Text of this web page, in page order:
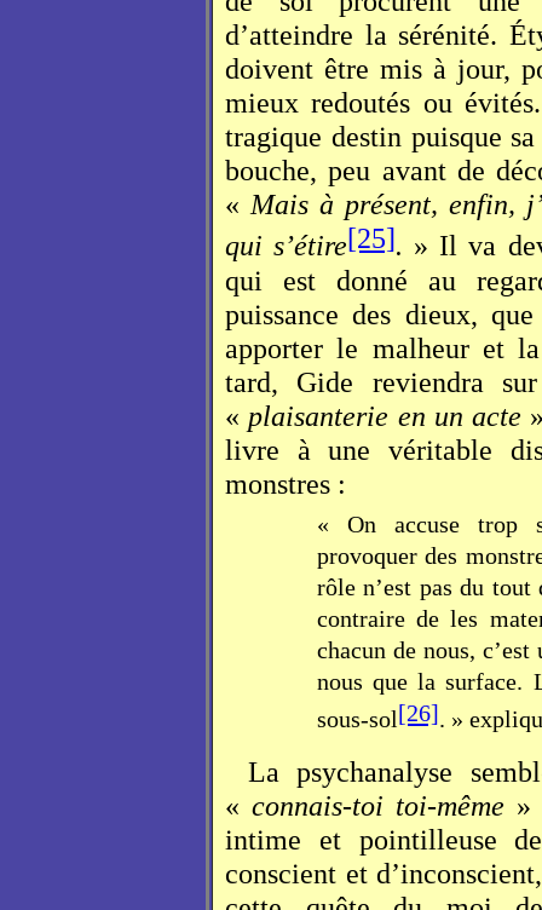
d’atteindre la sérénité.
doivent être mis à jour,
mieux redoutés ou
tragique destin puisque
bouche, peu avant de
«Mais à présent, enfin,
qui s’étire[25]. » Il va
qui est donné au
puissance des dieux,
apporter le malheur et
tard, Gide reviendra
« plaisanterie en un acte
livre à une véritable
monstres :
« On accuse trop
provoquer des
rôle n’est pas du
contraire de les
chacun de nous,
nous que la surface.
sous-sol[26]. »
La psychanalyse
«connais-toi toi-même »
intime et pointilleuse
conscient et